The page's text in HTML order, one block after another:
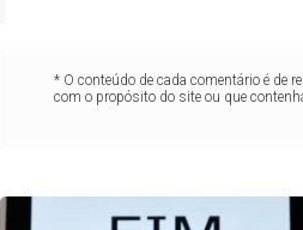
* O conteúdo de cada comentário é de
com o propósito do site ou que